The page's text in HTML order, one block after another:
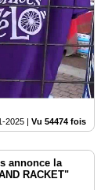
2025 | Vu 54474 fois
annonce la
RACKET"